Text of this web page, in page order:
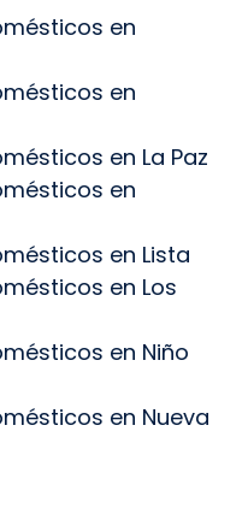
en
en
en La Paz
en
en Lista
en Los
en Niño
en Nueva